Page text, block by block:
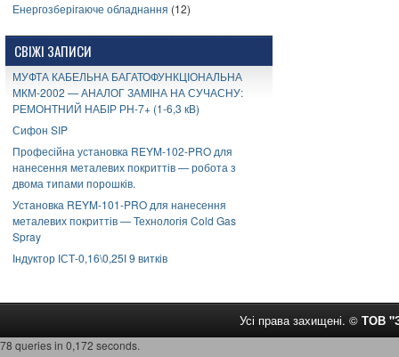
Енергозберігаюче обладнання (12)
СВІЖІ ЗАПИСИ
МУФТА КАБЕЛЬНА БАГАТОФУНКЦІОНАЛЬНА
МКМ-2002 — АНАЛОГ ЗАМІНА НА СУЧАСНУ:
РЕМОНТНИЙ НАБІР РН-7+ (1-6,3 кВ)
Сифон SIP
Професійна установка REYM-102-PRO для
нанесення металевих покриттів — робота з
двома типами порошків.
Установка REYM-101-PRO для нанесення
металевих покриттів — Технологія Cold Gas
Spray
Індуктор ІСТ-0,16\0,25І 9 витків
Усі права захищені. © ТОВ
78 queries in 0,172 seconds.